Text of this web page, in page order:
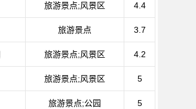
旅游景点;风景区 4.4
旅游景点 3.7
旅游景点;风景区 4.2
旅游景点;风景区 5
旅游景点;公园 5